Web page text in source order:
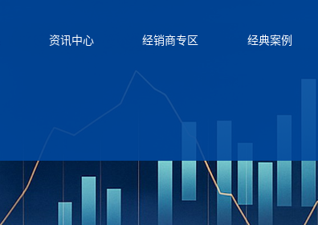
资讯中心 经销商专区 经典案例